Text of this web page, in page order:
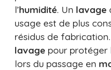
l’humidité. Un lavage
usage est de plus
résidus de
lavage pour protéger
lors du passage en